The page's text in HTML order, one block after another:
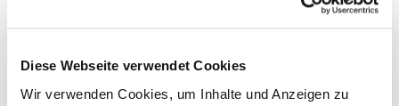
Diese Webseite verwendet Cookies
Wir verwenden Cookies, um Inhalte und Anzeigen zu
Unternehmen auch in Zukunft auf Wachstumskurs – getragen
von familiärem Zusammenhalt, Innovationsgeist und einer